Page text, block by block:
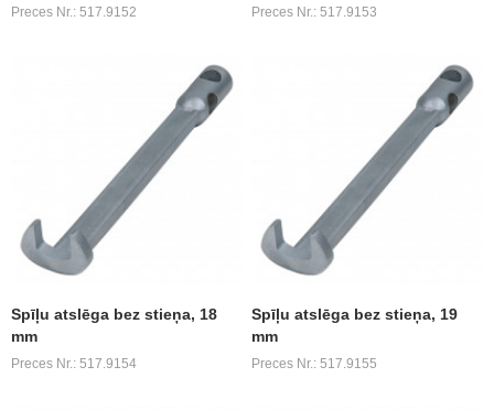
Preces Nr.: 517.9152 Preces Nr.: 517.9153
Spīļu atslēga bez stieņa, 18
mm
Preces Nr.: 517.9154
Spīļu atslēga bez stieņa, 19
mm
Preces Nr.: 517.9155